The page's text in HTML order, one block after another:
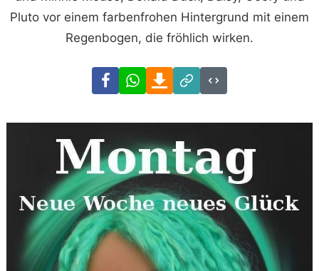
Pluto vor einem farbenfrohen Hintergrund mit einem
Regenbogen, die fröhlich wirken.
FacebookWhatsAppDownload
Link
Code